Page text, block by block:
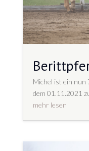
Michel ist ein nun
dem 01.11.2021
mehr lesen